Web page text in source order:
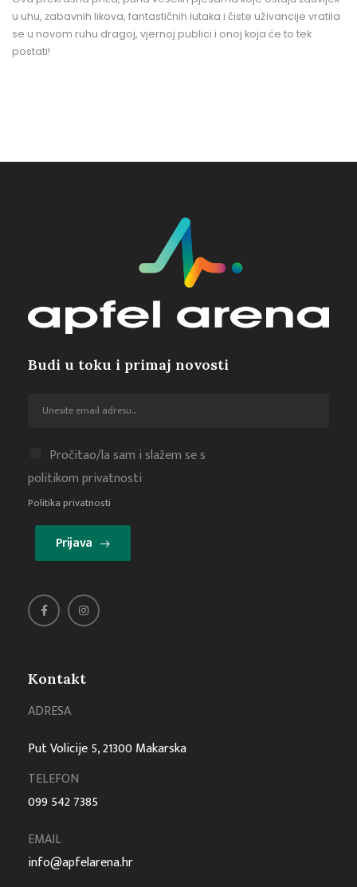
u uhu, zabavnih likova, fantastičnih lutaka i čiste uživancije vratila
se u novom ruhu dragoj, vjernoj publici i onoj koja će to tek
postati!
Kontakt
ADRESA
Put Volicije 5, 21300 Makarska
TELEFON
099 542 7385
EMAIL
info@apfelarena.hr
Budi u toku i primaj novosti
Pročitao/la sam i slažem se s
politikom privatnosti
Politika privatnosti
Prijava